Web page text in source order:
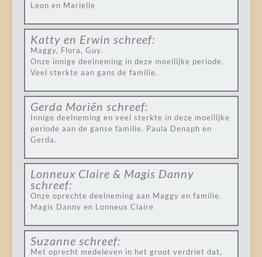
Leon en Marielle
Katty en Erwin schreef:
Maggy, Flora, Guy.
Onze innige deelneming in deze moeilijke periode.
Veel sterkte aan gans de familie.
Gerda Moriën schreef:
Innige deelneming en veel sterkte in deze moeilijke
periode aan de ganse familie. Paula Denaph en
Gerda.
Lonneux Claire & Magis Danny
schreef:
Onze oprechte deelneming aan Maggy en familie.
Magis Danny en Lonneux Claire
Suzanne schreef:
Met oprecht medeleven in het groot verdriet dat,